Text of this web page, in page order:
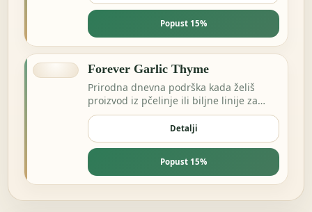
Popust 15%
Forever Garlic Thyme
Prirodna dnevna podrška kada želiš
proizvod iz pčelinje ili biljne linije za
energiju i otpornost.
Detalji
Popust 15%